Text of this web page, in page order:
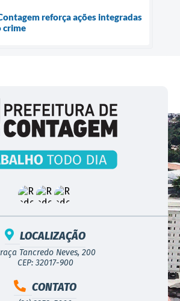
reforça ações integradas
crime
LOCALIZAÇÃO
Tancredo Neves, 200
CEP: 32017-900
CONTATO